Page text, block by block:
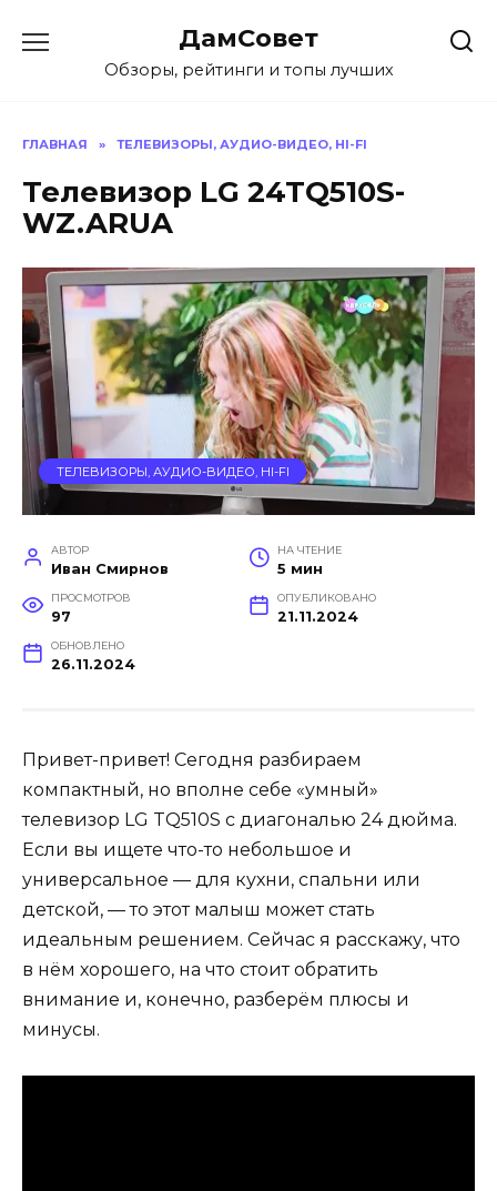
содержанию
ДамСовет
Обзоры, рейтинги и топы лучших
ГЛАВНАЯ » ТЕЛЕВИЗОРЫ, АУДИО-ВИДЕО, HI-FI
Телевизор LG 24TQ510S-
WZ.ARUA
ТЕЛЕВИЗОРЫ, АУДИО-ВИДЕО, HI-FI
АВТОР
Иван Смирнов
НА ЧТЕНИЕ
5 мин
ПРОСМОТРОВ
97
ОПУБЛИКОВАНО
21.11.2024
ОБНОВЛЕНО
26.11.2024
Привет-привет! Сегодня разбираем
компактный, но вполне себе «умный»
телевизор LG TQ510S с диагональю 24 дюйма.
Если вы ищете что-то небольшое и
универсальное — для кухни, спальни или
детской, — то этот малыш может стать
идеальным решением. Сейчас я расскажу, что
в нём хорошего, на что стоит обратить
внимание и, конечно, разберём плюсы и
минусы.